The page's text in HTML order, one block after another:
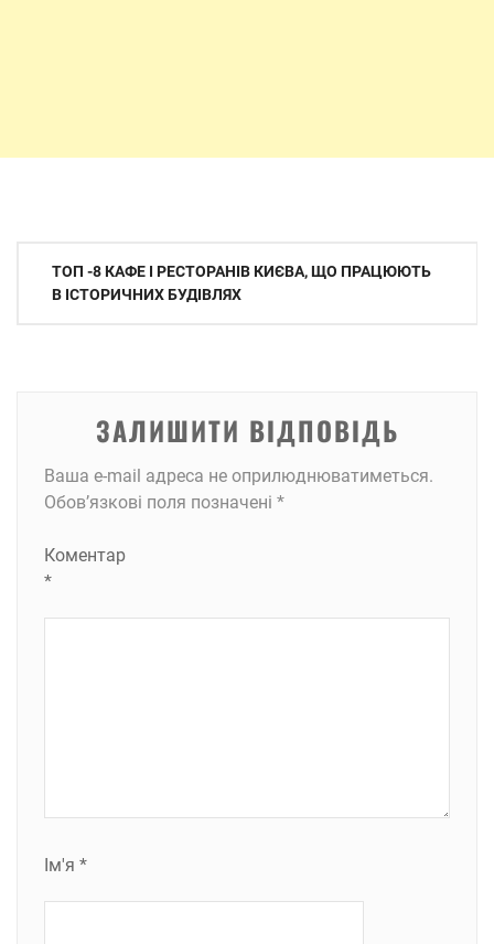
Навігація
записів
ТОП -8 КАФЕ І РЕСТОРАНІВ КИЄВА, ЩО ПРАЦЮЮТЬ
В ІСТОРИЧНИХ БУДІВЛЯХ
ЗАЛИШИТИ ВІДПОВІДЬ
Ваша e-mail адреса не оприлюднюватиметься.
Обов’язкові поля позначені *
Коментар
*
Ім'я *